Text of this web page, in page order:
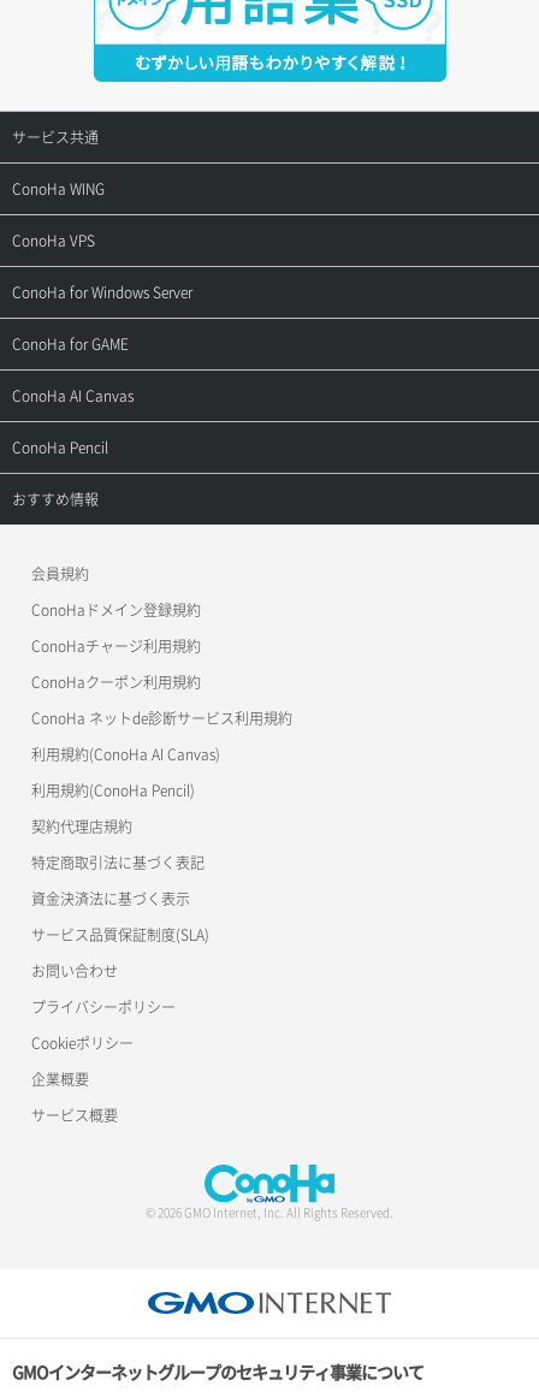
サービス共通
サポートトップ
ご契約・お支払い
用語集
お問い合わせ
ConoHa WING
サポートトップ
ご利用ガイド
お乗り換えガイド
よくある質問
ConoHa VPS
サポートトップ
ご利用ガイド
APIドキュメントVPS2.0
APIドキュメントVPS3.0
ConoHa for Windows Server
サポートトップ
ご利用ガイド
APIドキュメントVPS2.0
APIドキュメントVPS3.0
ConoHa for GAME
サポートトップ
ご利用ガイド
ConoHa AI Canvas
サポートトップ
ご利用ガイド
ConoHa Pencil
サポートトップ
おすすめ情報
美雲このは徹底ガイド
会員規約
ConoHaドメイン登録規約
ConoHaチャージ利用規約
ConoHaクーポン利用規約
ConoHa ネットde診断サービス利用規約
利用規約(ConoHa AI Canvas)
利用規約(ConoHa Pencil)
契約代理店規約
特定商取引法に基づく表記
資金決済法に基づく表示
サービス品質保証制度(SLA)
お問い合わせ
プライバシーポリシー
Cookieポリシー
企業概要
サービス概要
© 2026 GMO Internet, Inc. All Rights Reserved.
GMOインターネットグループのセキュリティ事業について